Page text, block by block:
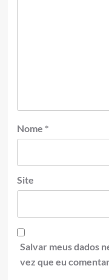
Nome *
Site
Salvar meus dados
vez que eu comentar.